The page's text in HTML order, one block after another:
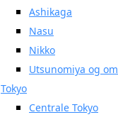
Ashikaga
Nasu
Nikko
Utsunomiya og
Tokyo
Centrale Tokyo